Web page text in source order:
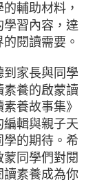
輔助材料，
習內容，達
閱讀需要。
家長與同學
養的啟蒙讀
養故事集》
輯與親子天
的期待。希
同學們對閱
讀素養成為你